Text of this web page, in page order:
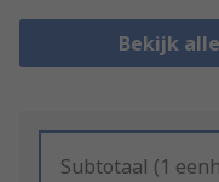
Bekijk
Subtotaal (1